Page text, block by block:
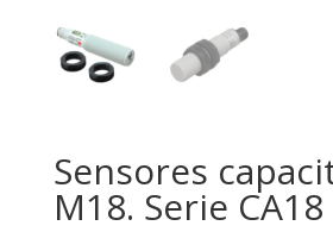
Sensores
M18. Serie CA18